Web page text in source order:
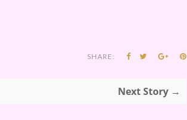
SHARE:
Next Story →